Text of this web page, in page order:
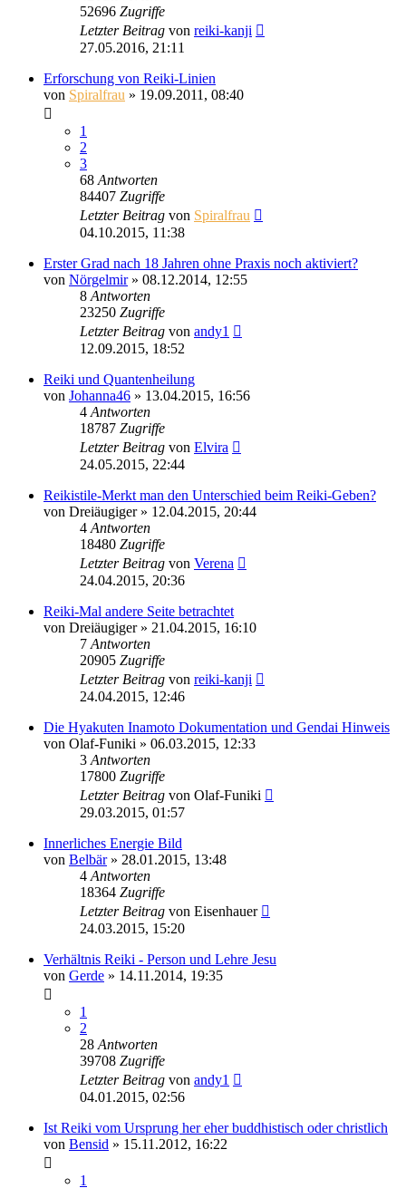
52696 Zugriffe
Letzter Beitrag von reiki-kanji
27.05.2016, 21:11
Erforschung von Reiki-Linien
von Spiralfrau » 19.09.2011, 08:40
1
2
3
68 Antworten
84407 Zugriffe
Letzter Beitrag von Spiralfrau
04.10.2015, 11:38
Erster Grad nach 18 Jahren ohne Praxis noch aktiviert?
von Nörgelmir» 08.12.2014, 12:55
8 Antworten
23250 Zugriffe
Letzter Beitrag von andy1
12.09.2015, 18:52
Reiki und Quantenheilung
von Johanna46 » 13.04.2015, 16:56
4 Antworten
18787 Zugriffe
Letzter Beitrag von Elvira
24.05.2015, 22:44
Reikistile-Merkt man den Unterschied beim Reiki-Geben?
von Dreiäugiger» 12.04.2015, 20:44
4 Antworten
18480 Zugriffe
Letzter Beitrag von Verena
24.04.2015, 20:36
Reiki-Mal andere Seite betrachtet
von Dreiäugiger» 21.04.2015, 16:10
7 Antworten
20905 Zugriffe
Letzter Beitrag von reiki-kanji
24.04.2015, 12:46
Die Hyakuten Inamoto Dokumentation und Gendai Hinweis
von Olaf-Funiki » 06.03.2015, 12:33
3 Antworten
17800 Zugriffe
Letzter Beitrag von Olaf-Funiki
29.03.2015, 01:57
Innerliches Energie Bild
von Belbär» 28.01.2015, 13:48
4 Antworten
18364 Zugriffe
Letzter Beitrag von Eisenhauer
24.03.2015, 15:20
Verhältnis Reiki - Person und Lehre Jesu
von Gerde » 14.11.2014, 19:35
1
2
28 Antworten
39708 Zugriffe
Letzter Beitrag von andy1
04.01.2015, 02:56
Ist Reiki vom Ursprung her eher buddhistisch oder christlich
von Bensid » 15.11.2012, 16:22
1